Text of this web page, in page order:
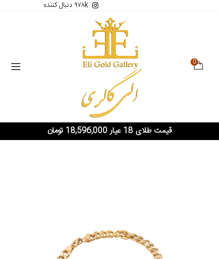
۹۷۸k دنبال کننده
0
قیمت طلای 18 عیار 18,596,000 تومان